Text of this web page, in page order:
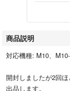
商品説明
対応機種: M10、
開封しましたが2回
出品します。